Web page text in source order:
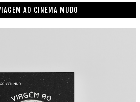
AO CINEMA MUDO